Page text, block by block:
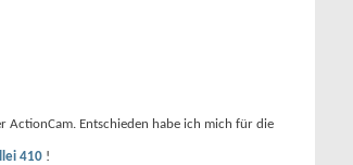
ActionCam. Entschieden habe ich mich für die
410 !